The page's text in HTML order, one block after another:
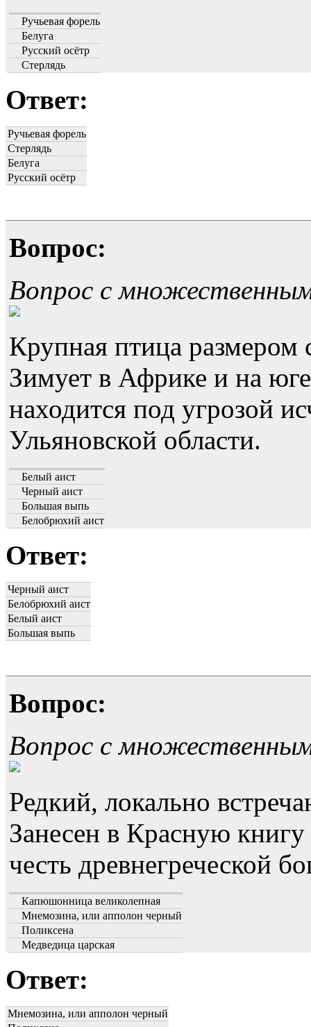
Ручьевая форель
Белуга
Русский осётр
Стерлядь
Ответ:
Ручьевая форель
Стерлядь
Белуга
Русский осётр
Вопрос:
Вопрос с
Крупная птица
Зимует в Африке и на
находится под угрозой
Ульяновской области.
Белый аист
Черный аист
Большая выпь
Белобрюхий аист
Ответ:
Черный аист
Белобрюхий аист
Белый аист
Большая выпь
Вопрос:
Вопрос с
Редкий, локально
Занесен в Красную книгу
честь древнегреческой
Капюшонница великолепная
Мнемозина, или апполон черный
Поликсена
Медведица царская
Ответ:
Мнемозина, или апполон черный